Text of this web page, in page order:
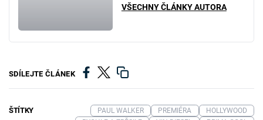
VŠECHNY ČLÁNKY AUTORA
SDÍLEJTE ČLÁNEK
ŠTÍTKY PAUL WALKER PREMIÉRA
HOLLYWOOD